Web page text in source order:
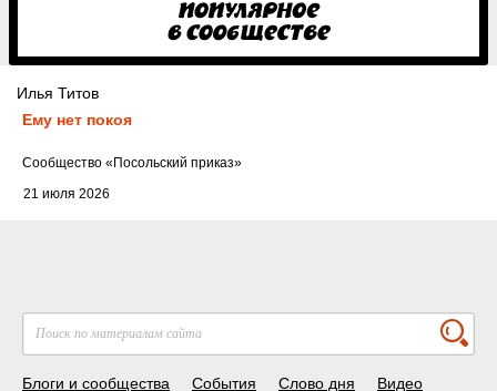
Илья Титов
Ему нет покоя
21 июля 2026
Cообщество «Посольский приказ»
Блоги и сообщества События Слово дня Видео